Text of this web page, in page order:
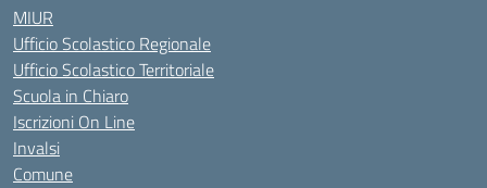
MIUR
Ufficio Scolastico Regionale
Ufficio Scolastico Territoriale
Scuola in Chiaro
Iscrizioni On Line
Invalsi
Comune